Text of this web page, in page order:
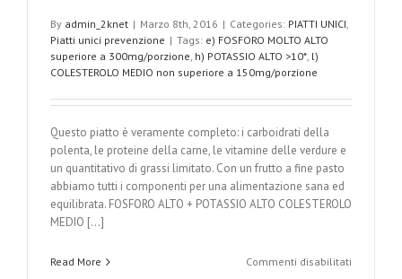
By admin_2knet | Marzo 8th, 2016 | Categories: PIATTI UNICI
Piatti unici prevenzione | Tags: e) FOSFORO MOLTO ALTO
superiore a 300mg/porzione h) POTASSIO ALTO >10* l)
COLESTEROLO MEDIO non superiore a 150mg/porzione
Questo piatto è veramente completo: i carboidrati della
polenta, le proteine della carne, le vitamine delle verdure e
un quantitativo di grassi limitato. Con un frutto a fine pasto
abbiamo tutti i componenti per una alimentazione sana ed
equilibrata. FOSFORO ALTO + POTASSIO ALTO COLESTEROLO
MEDIO [...]
Read More Commenti disabilitati